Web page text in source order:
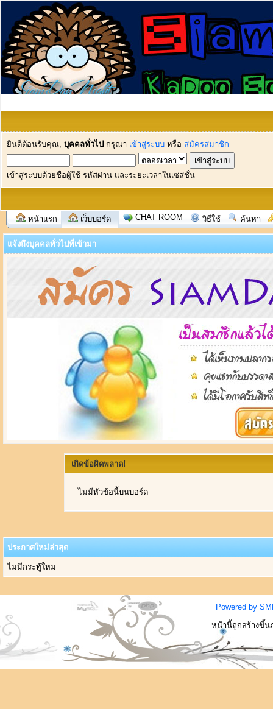
ยินดีต้อนรับคุณ, บุคคลทั่วไป กรุณา เข้าสู่ระบบ หรือ สมัครสมาชิก
เข้าสู่ระบบด้วยชื่อผู้ใช้ รหัสผ่าน และระยะเวลาในเซสชั่น
หน้าแรก เว็บบอร์ด CHAT ROOM วิธีใช้ ค้นหา
แจ้งถึงบุคคลทั่วไปที่เข้ามา
เกิดข้อผิดพลาด!
ไม่มีหัวข้อนี้บนบอร์ด
ประกาศใหม่ล่าสุด
ไม่มีกระทู้ใหม่
Powered by
หน้านี้ถูกสร้างขึ้น